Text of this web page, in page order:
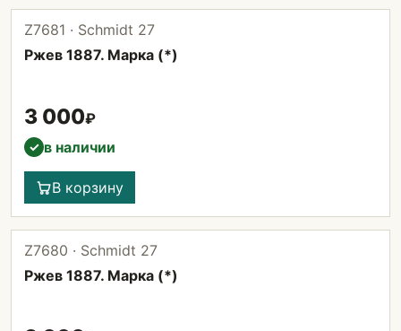
Z7681 · Schmidt 27
Ржев 1887. Марка (*)
3 000₽
✓ в наличии
В корзину
Z7680 · Schmidt 27
Ржев 1887. Марка (*)